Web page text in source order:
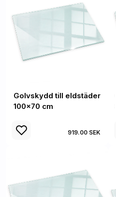
Golvskydd till eldstäder
100x70 cm
919.00 SEK